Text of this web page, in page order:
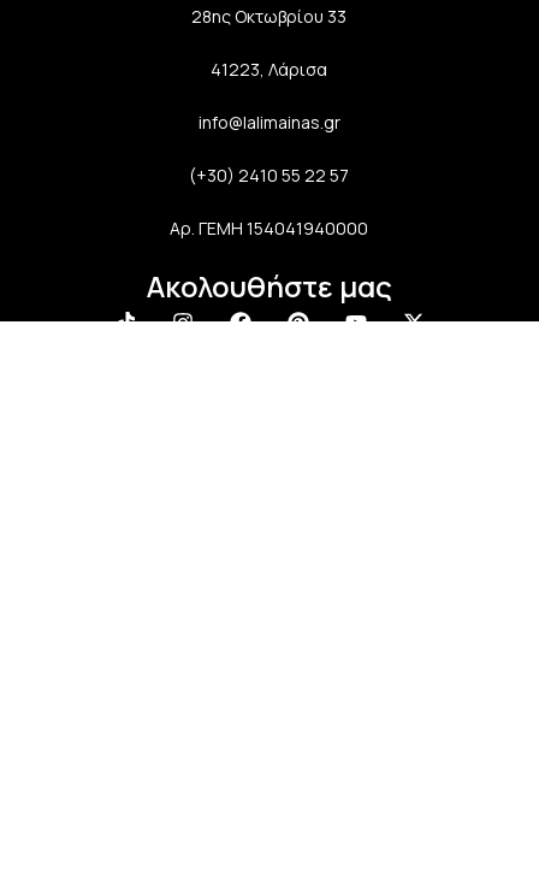
28ης Οκτωβρίου 33
41223, Λάρισα
info@lalimainas.gr
(+30) 2410 55 22 57
Αρ. ΓΕΜΗ 154041940000
Ακολουθήστε μας